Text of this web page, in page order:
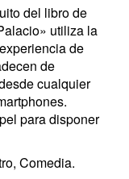
del libro de
utiliza la
de
de
cualquier
para disponer
Comedia.